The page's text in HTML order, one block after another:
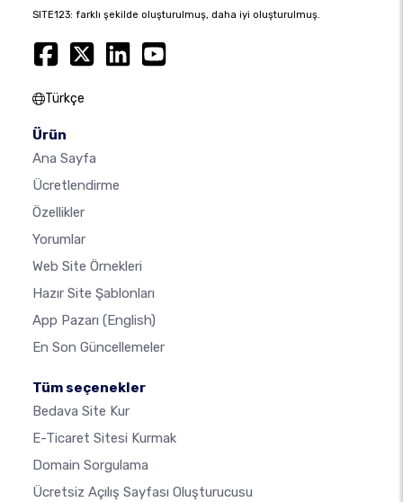
SITE123: farklı şekilde oluşturulmuş, daha iyi oluşturulmuş.
Türkçe
Ürün
Ana Sayfa
Ücretlendirme
Özellikler
Yorumlar
Web Site Örnekleri
Hazır Site Şablonları
App Pazarı (English)
En Son Güncellemeler
Tüm seçenekler
Bedava Site Kur
E-Ticaret Sitesi Kurmak
Domain Sorgulama
Ücretsiz Açılış Sayfası Oluşturucusu